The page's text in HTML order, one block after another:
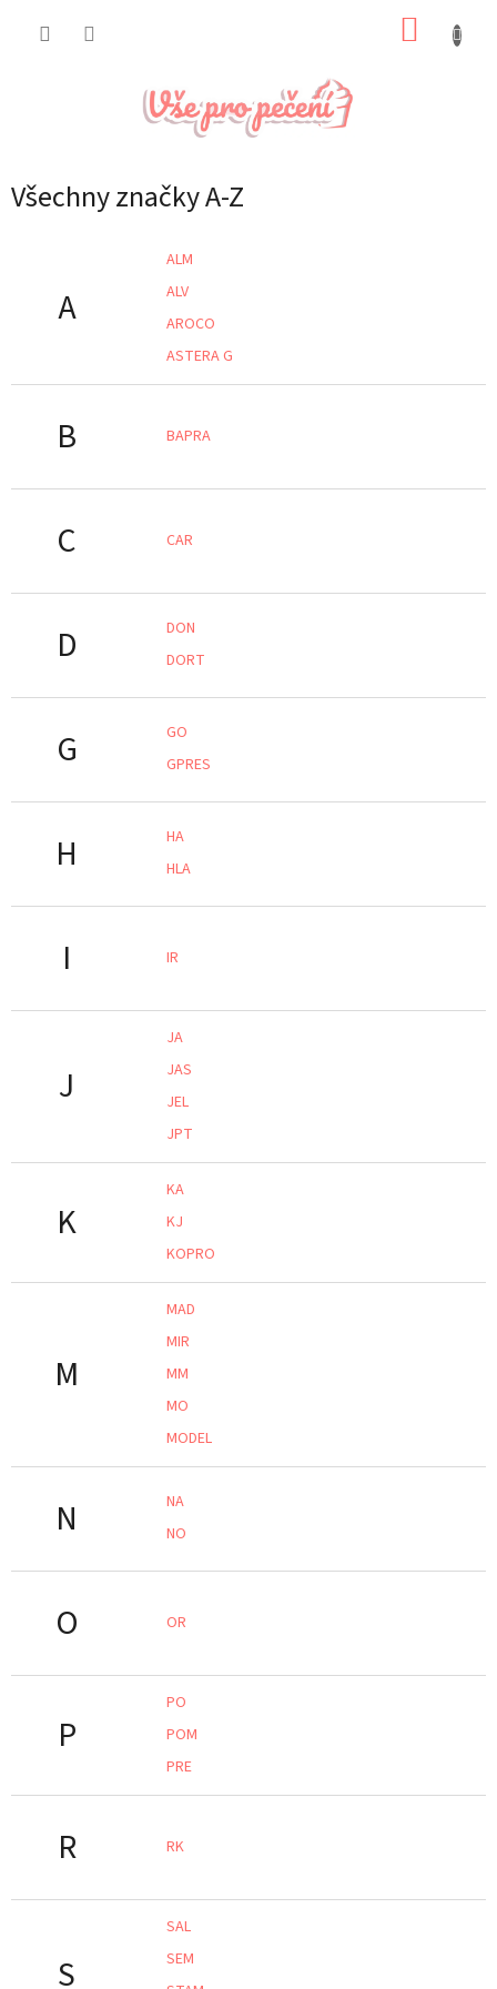
Všechny značky A-Z
A
ALM
ALV
AROCO
ASTERA G
B BAPRA
C CAR
D
DON
DORT
G
GO
GPRES
H
HA
HLA
I IR
J
JA
JAS
JEL
JPT
K
KA
KJ
KOPRO
M
MAD
MIR
MM
MO
MODEL
N
NA
NO
O OR
P
PO
POM
PRE
R RK
S
SAL
SEM